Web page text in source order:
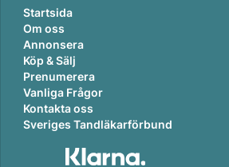
Startsida
Om oss
Annonsera
Köp & Sälj
Prenumerera
Vanliga Frågor
Kontakta oss
Sveriges Tandläkarförbund